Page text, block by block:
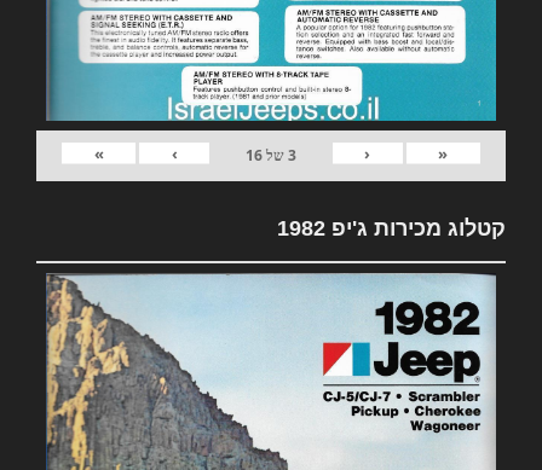
«
‹
3של16
›
»
קטלוג מכירות ג'יפ 1982